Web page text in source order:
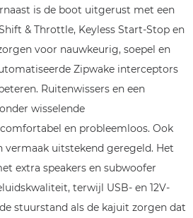
is de boot uitgerust met een
& Throttle, Keyless Start-Stop en
voor nauwkeurig, soepel en
Zipwake interceptors
Ruitenwissers en een
wisselende
en probleemloos. Ook
uitstekend geregeld. Het
extra speakers en subwoofer
terwijl USB- en 12V-
stuurstand als de kajuit zorgen dat